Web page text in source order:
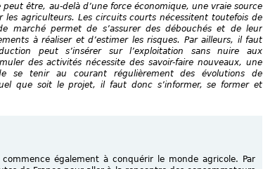
être, au-delà d’une force économique, une vraie source
agriculteurs. Les circuits courts nécessitent toutefois de
marché permet de s’assurer des débouchés et de leur
à réaliser et d’estimer les risques. Par ailleurs, il faut
peut s’insérer sur l’exploitation sans nuire aux
des activités nécessite des savoir-faire nouveaux, une
se tenir au courant régulièrement des évolutions de
que soit le projet, il faut donc s’informer, se former et
également à conquérir le monde agricole. Par